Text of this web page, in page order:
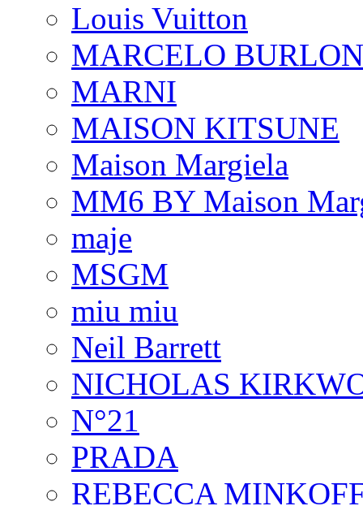
Louis Vuitton
MARCELO
MARNI
MAISON KITSUNE
Maison Margiela
MM6 BY Maison
maje
MSGM
miu miu
Neil Barrett
NICHOLAS
N°21
PRADA
REBECCA